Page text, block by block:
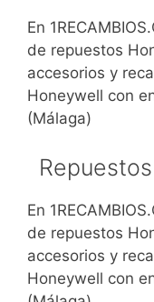
En
de repuestos
accesorios y
Honeywell con
(Málaga)
En
de repuestos
accesorios y
Honeywell con